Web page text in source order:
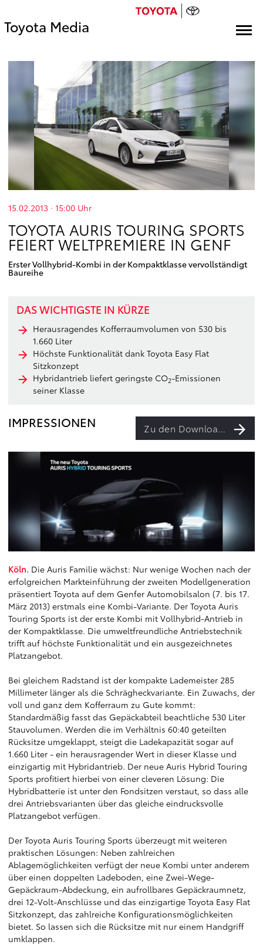
Toyota Media
15.02.2013 · 15:00 Uhr
TOYOTA AURIS TOURING SPORTS
FEIERT WELTPREMIERE IN GENF
Erster Vollhybrid-Kombi in der Kompaktklasse vervollständigt
Baureihe
DAS WICHTIGSTE IN KÜRZE
Herausragendes Kofferraumvolumen von 530 bis
1.660 Liter
Höchste Funktionalität dank Toyota Easy Flat
Sitzkonzept
Hybridantrieb liefert geringste CO2-Emissionen
seiner Klasse
IMPRESSIONEN Zu den Downloads
Köln. Die Auris Familie wächst: Nur wenige Wochen nach der
erfolgreichen Markteinführung der zweiten Modellgeneration
präsentiert Toyota auf dem Genfer Automobilsalon (7. bis 17.
März 2013) erstmals eine Kombi-Variante. Der Toyota Auris
Touring Sports ist der erste Kombi mit Vollhybrid-Antrieb in
der Kompaktklasse. Die umweltfreundliche Antriebstechnik
trifft auf höchste Funktionalität und ein ausgezeichnetes
Platzangebot.
Bei gleichem Radstand ist der kompakte Lademeister 285
Millimeter länger als die Schrägheckvariante. Ein Zuwachs, der
voll und ganz dem Kofferraum zu Gute kommt:
Standardmäßig fasst das Gepäckabteil beachtliche 530 Liter
Stauvolumen. Werden die im Verhältnis 60:40 geteilten
Rücksitze umgeklappt, steigt die Ladekapazität sogar auf
1.660 Liter - ein herausragender Wert in dieser Klasse und
einzigartig mit Hybridantrieb. Der neue Auris Hybrid Touring
Sports profitiert hierbei von einer cleveren Lösung: Die
Hybridbatterie ist unter den Fondsitzen verstaut, so dass alle
drei Antriebsvarianten über das gleiche eindrucksvolle
Platzangebot verfügen.
Der Toyota Auris Touring Sports überzeugt mit weiteren
praktischen Lösungen: Neben zahlreichen
Ablagemöglichkeiten verfügt der neue Kombi unter anderem
über einen doppelten Ladeboden, eine Zwei-Wege-
Gepäckraum-Abdeckung, ein aufrollbares Gepäckraumnetz,
drei 12-Volt-Anschlüsse und das einzigartige Toyota Easy Flat
Sitzkonzept, das zahlreiche Konfigurationsmöglichkeiten
bietet. So lassen sich die Rücksitze mit nur einem Handgriff
umklappen.